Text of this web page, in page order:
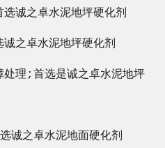
选诚之卓水泥地坪硬化剂
诚之卓水泥地坪硬化剂
处理;首选是诚之卓水泥地坪
诚之卓水泥地面硬化剂